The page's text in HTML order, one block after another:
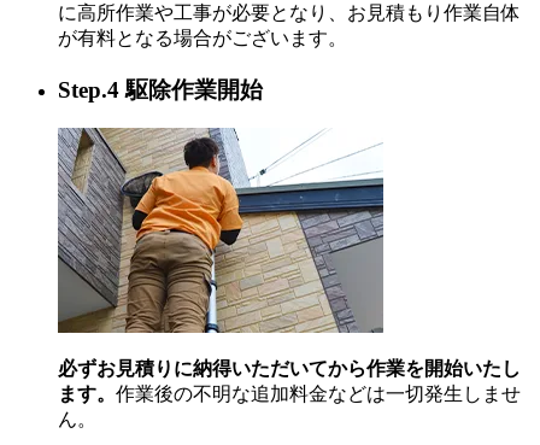
に高所作業や工事が必要となり、お見積もり作業自体
が有料となる場合がございます。
Step.4 駆除作業開始
必ずお見積りに納得いただいてから作業を開始いたし
ます。 作業後の不明な追加料金などは一切発生しませ
ん。